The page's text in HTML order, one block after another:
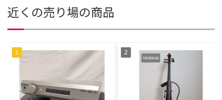
近くの売り場の商品